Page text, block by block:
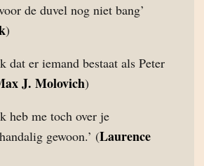
de duvel nog niet bang’
)
dat er iemand bestaat als Peter
J. Molovich)
heb me toch over je
gewoon.’ (Laurence